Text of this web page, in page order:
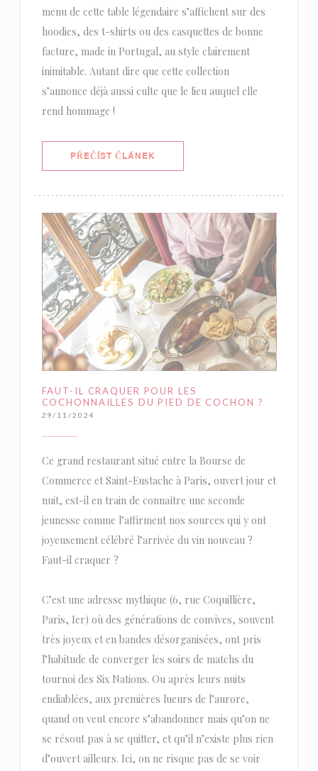
menu de cette table légendaire s’affichent sur des
hoodies, des t-shirts ou des casquettes de bonne
facture, made in Portugal, au style clairement
inimitable. Autant dire que cette collection
s’annonce déjà aussi culte que le lieu auquel elle
rend hommage !
PŘEČÍST ČLÁNEK
FAUT-IL CRAQUER POUR LES
COCHONNAILLES DU PIED DE COCHON ?
29/11/2024
Ce grand restaurant situé entre la Bourse de
Commerce et Saint-Eustache à Paris, ouvert jour et
nuit, est-il en train de connaître une seconde
jeunesse comme l’affirment nos sources qui y ont
joyeusement célébré l’arrivée du vin nouveau ?
Faut-il craquer ?
C’est une adresse mythique (6, rue Coquillière,
Paris, Ier) où des générations de convives, souvent
très joyeux et en bandes désorganisées, ont pris
l’habitude de converger les soirs de matchs du
tournoi des Six Nations. Ou après leurs nuits
endiablées, aux premières lueurs de l’aurore,
quand on veut encore s’abandonner mais qu’on ne
se résout pas à se quitter, et qu’il n’existe plus rien
d’ouvert ailleurs. Ici, on ne risque pas de se voir